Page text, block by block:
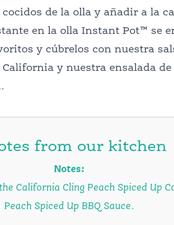
de la olla y añadir a la
en la olla Instant Pot™ se
y cúbrelos con nuestra
y nuestra ensalada
from our kitchen
Notes:
California Cling Peach Spiced Up
Peach Spiced Up BBQ Sauce.